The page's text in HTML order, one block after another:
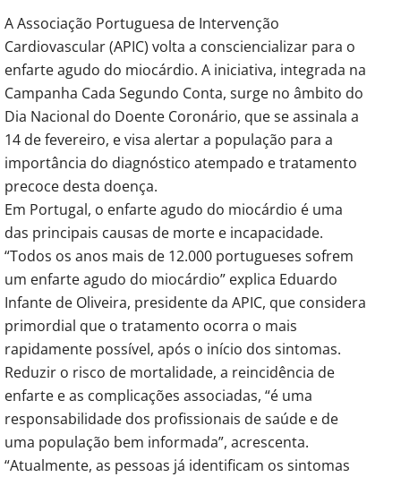
A Associação Portuguesa de Intervenção
Cardiovascular (APIC) volta a consciencializar para o
enfarte agudo do miocárdio. A iniciativa, integrada na
Campanha Cada Segundo Conta, surge no âmbito do
Dia Nacional do Doente Coronário, que se assinala a
14 de fevereiro, e visa alertar a população para a
importância do diagnóstico atempado e tratamento
precoce desta doença.
Em Portugal, o enfarte agudo do miocárdio é uma
das principais causas de morte e incapacidade.
“Todos os anos mais de 12.000 portugueses sofrem
um enfarte agudo do miocárdio” explica Eduardo
Infante de Oliveira, presidente da APIC, que considera
primordial que o tratamento ocorra o mais
rapidamente possível, após o início dos sintomas.
Reduzir o risco de mortalidade, a reincidência de
enfarte e as complicações associadas, “é uma
responsabilidade dos profissionais de saúde e de
uma população bem informada”, acrescenta.
“Atualmente, as pessoas já identificam os sintomas